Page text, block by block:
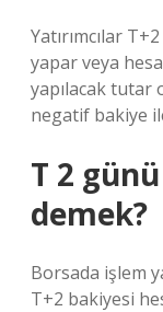
Yatırımcılar
yapar veya
yapılacak tutar
negatif bakiye
T 2
demek?
Borsada işlem
T+2 bakiyesi